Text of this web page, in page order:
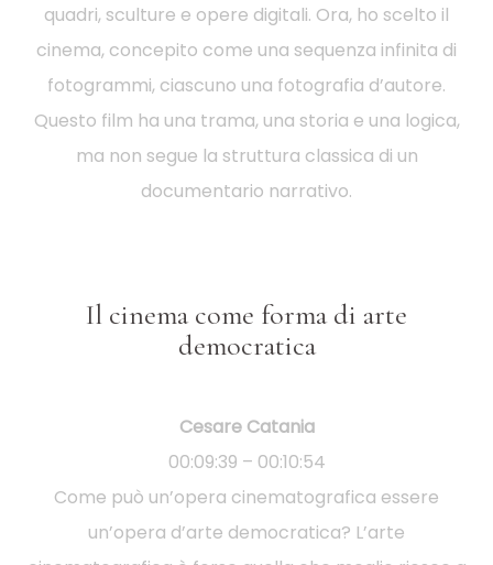
quadri, sculture e opere digitali. Ora, ho scelto il
cinema, concepito come una sequenza infinita di
fotogrammi, ciascuno una fotografia d’autore.
Questo film ha una trama, una storia e una logica,
ma non segue la struttura classica di un
documentario narrativo.
Il cinema come forma di arte
democratica
Cesare Catania
00:09:39 – 00:10:54
Come può un’opera cinematografica essere
un’opera d’arte democratica? L’arte